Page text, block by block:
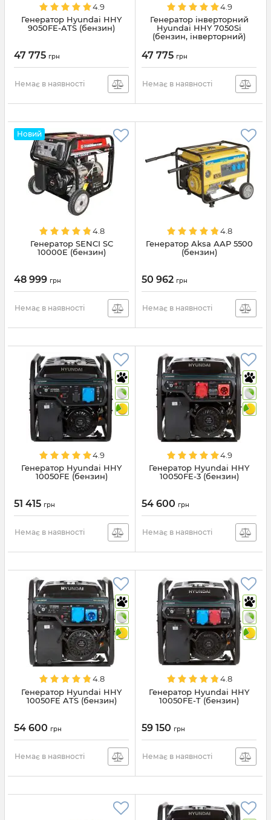
4.9
Генератор Hyundai HHY
9050FE-ATS (бензин)
47 775 грн
Немає в наявності
4.9
Генератор інверторний
Hyundai HHY 7050Si
(бензин, інверторний)
47 775 грн
Немає в наявності
Новий
4.8
Генератор SENCI SC
10000E (бензин)
48 999 грн
Немає в наявності
4.8
Генератор Aksa ААР 5500
(бензин)
50 962 грн
Немає в наявності
4.9
Генератор Hyundai HHY
10050FE (бензин)
51 415 грн
Немає в наявності
4.9
Генератор Hyundai HHY
10050FE-3 (бензин)
54 600 грн
Немає в наявності
4.8
Генератор Hyundai HHY
10050FE ATS (бензин)
54 600 грн
Немає в наявності
4.8
Генератор Hyundai HHY
10050FE-T (бензин)
59 150 грн
Немає в наявності